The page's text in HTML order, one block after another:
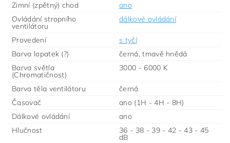
Zimní (zpětný) chod
ano
Ovládání stropního
ventilátoru
dálkové ovládání
Provedení
s tyčí
Barva lopatek (?)
černá, tmavě hnědá
Barva světla
(Chromatičnost)
3000 - 6000 K
Barva těla ventilátoru
černá
Časovač
ano (1H - 4H - 8H)
Dálkové ovládání
ano
Hlučnost
36 - 38 - 39 - 42 - 43 - 45
dB